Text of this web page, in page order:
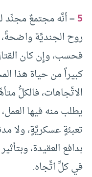
5
–أنَّه مجتمعٌ مجنَّد
روح الجنديَّة واضحةً،
فحسب، وإِن كان
كبيراً من حياة هذا
الاتِّجاهات، فالكلُّ
يطلب منه فيها
تعبئةٍ عسكريَّةٍ، ولا
بدافع العقيدة،
في كلِّ اتِّجاه.